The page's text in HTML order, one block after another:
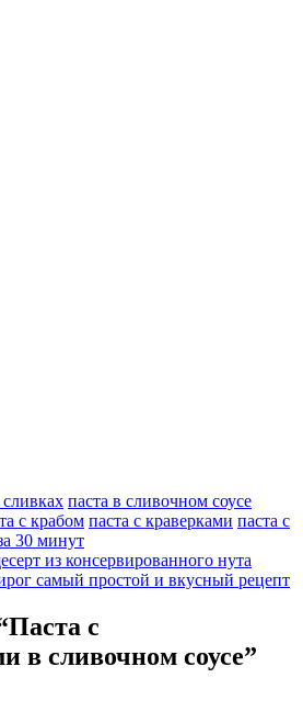
сливках паста в сливочном соусе
с крабом паста с краверками паста с
30 минут
из консервированного нута
самый простой и вкусный рецепт
Паста с
в сливочном соусе”